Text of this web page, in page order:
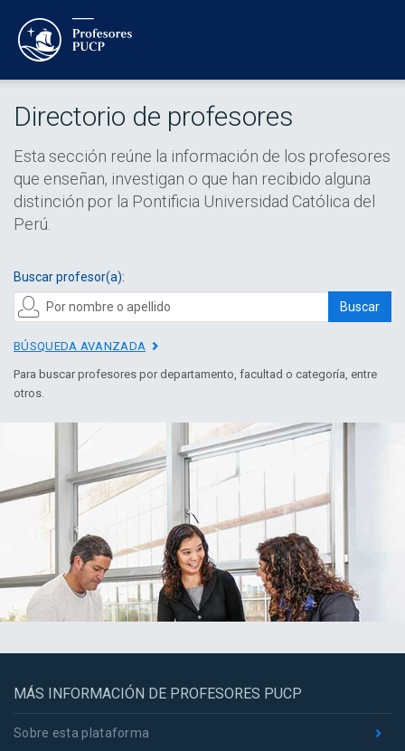
Directorio de profesores
Esta sección reúne la información de los profesores
que enseñan, investigan o que han recibido alguna
distinción por la Pontificia Universidad Católica del
Perú.
Buscar profesor(a):
Buscar
BÚSQUEDA AVANZADA
Para buscar profesores por departamento, facultad o categoría, entre
otros.
MÁS INFORMACIÓN DE PROFESORES PUCP
Sobre esta plataforma